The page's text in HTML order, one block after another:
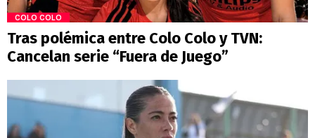
COLO COLO
Tras polémica entre Colo Colo y TVN:
Cancelan serie “Fuera de Juego”